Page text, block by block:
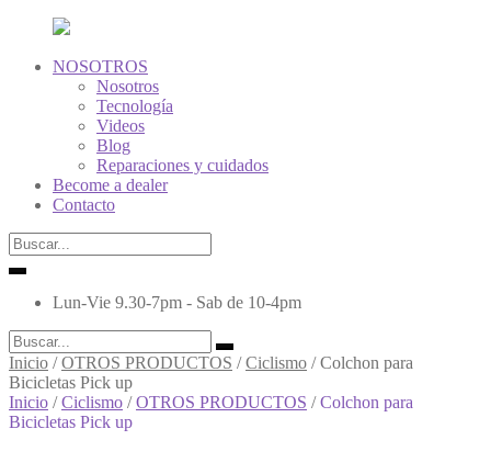
NOSOTROS
Nosotros
Tecnología
Videos
Blog
Reparaciones y cuidados
Become a dealer
Contacto
Lun-Vie 9.30-7pm - Sab de 10-4pm
Inicio /OTROS PRODUCTOS /Ciclismo /Colchon para
Bicicletas Pick up
Inicio / Ciclismo / OTROS PRODUCTOS / Colchon para
Bicicletas Pick up